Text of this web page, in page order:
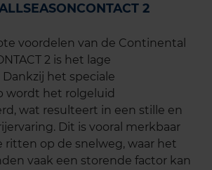
2
voordelen van de Continental
2 is het lage
het speciale
wordt het rolgeluid
wat resulteert in een stille en
Dit is vooral merkbaar
ritten op de snelweg, waar het
vaak een storende factor kan